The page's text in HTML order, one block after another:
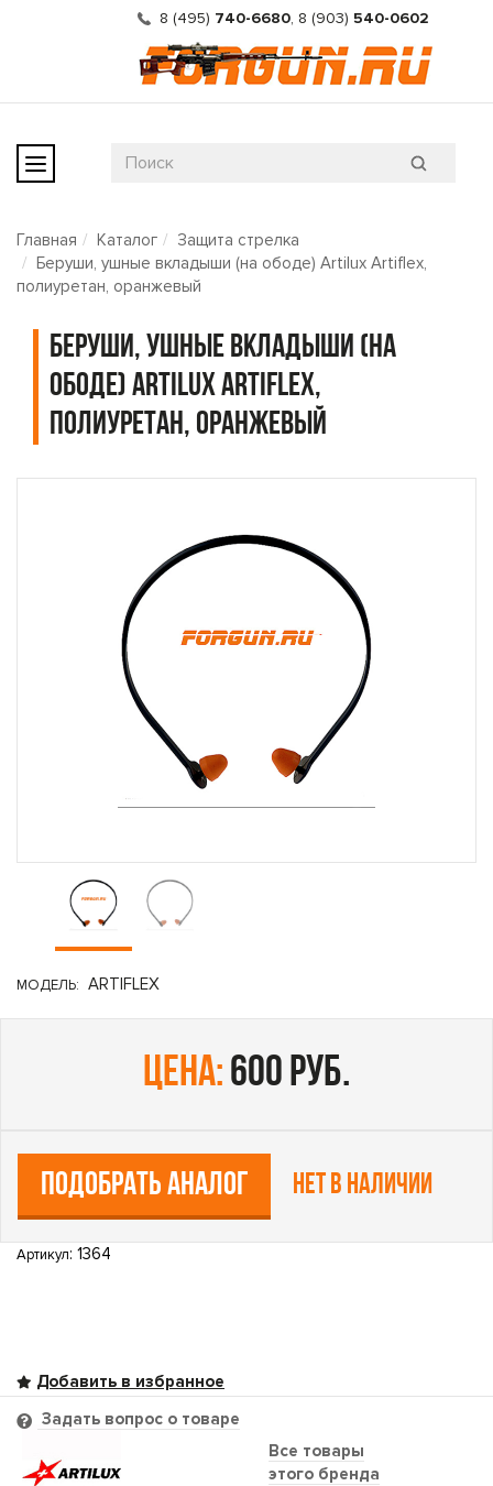
8 (495) 740-6680, 8 (903) 540-0602
Главная Каталог
Защита стрелка
Беруши, ушные вкладыши (на ободе) Artilux Artiflex,
полиуретан, оранжевый
Беруши, ушные вкладыши (на
ободе) Artilux Artiflex,
полиуретан, оранжевый
МОДЕЛЬ: ARTIFLEX
цена: 600 руб.
ПОДОБРАТЬ АНАЛОГ Нет в наличии
Артикул: 1364
Все товары
этого бренда
Задать вопрос о товаре